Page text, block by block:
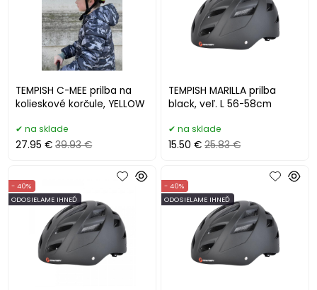
TEMPISH C-MEE prilba na
kolieskové korčule, YELLOW
na sklade
27.95 € 39.93 €
TEMPISH MARILLA prilba
black, veľ. L 56-58cm
na sklade
15.50 € 25.83 €
- 40%
ODOSIELAME IHNEĎ
- 40%
ODOSIELAME IHNEĎ